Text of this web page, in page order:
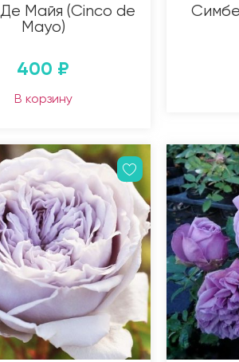
Майя (Cinco de
Mayo)
400 ₽
В корзину